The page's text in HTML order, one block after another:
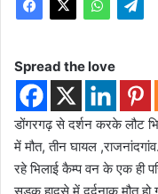
Spread the love
डोंगरगढ़ से दर्शन करके लौट
में मौत, तीन घायल
रहे भिलाई कैम्प वन के एक ही